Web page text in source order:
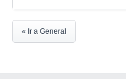
« Ir a General